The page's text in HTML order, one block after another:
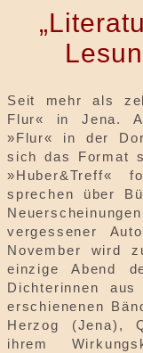
Seit mehr als
Flur« in Jena.
»Flur« in der
sich das Format
»Huber&Treff«
sprechen über
vergessener
November wird
einzige Abend
Dichterinnen
erschienenen
Herzog (Jena),
ihrem